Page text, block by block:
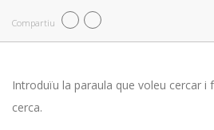
Compartiu
Introduïu la paraula que voleu cercar i
cerca.